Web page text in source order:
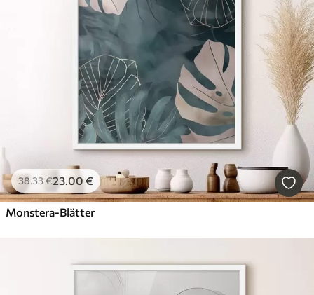
38.33€23.00 €
Monstera-Blätter